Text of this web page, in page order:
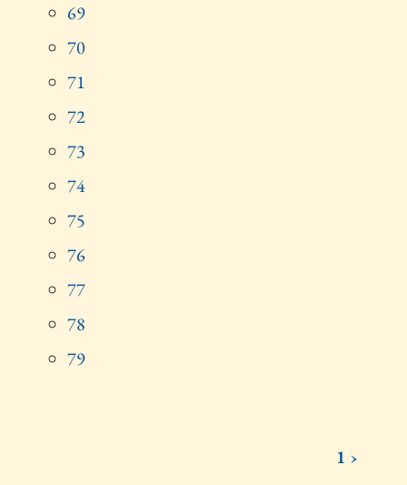
69
70
71
72
73
74
75
76
77
78
79
1 ›